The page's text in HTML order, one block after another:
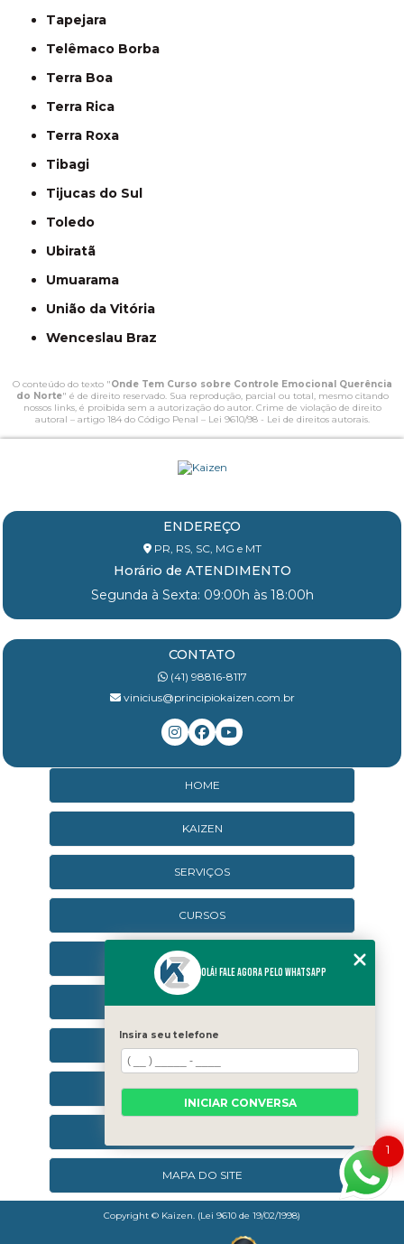
Tapejara
Telêmaco Borba
Terra Boa
Terra Rica
Terra Roxa
Tibagi
Tijucas do Sul
Toledo
Ubiratã
Umuarama
União da Vitória
Wenceslau Braz
O conteúdo do texto "Onde Tem Curso sobre Controle Emocional Querência
do Norte" é de direito reservado. Sua reprodução, parcial ou total, mesmo citando
nossos links, é proibida sem a autorização do autor. Crime de violação de direito
autoral – artigo 184 do Código Penal – Lei 9610/98 - Lei de direitos autorais.
ENDEREÇO
PR, RS, SC, MG e MT
Horário de ATENDIMENTO
Segunda à Sexta: 09:00h às 18:00h
CONTATO
(41) 98816-8117
vinicius@principiokaizen.com.br
HOME
KAIZEN
SERVIÇOS
CURSOS
CURSOS ONLINE
CONTATO
CATEGORIAS
MAPA DO SITE
Copyright © Kaizen. (Lei 9610 de 19/02/1998)
1
Olá! Fale agora pelo WhatsApp
Insira seu telefone
INICIAR CONVERSA